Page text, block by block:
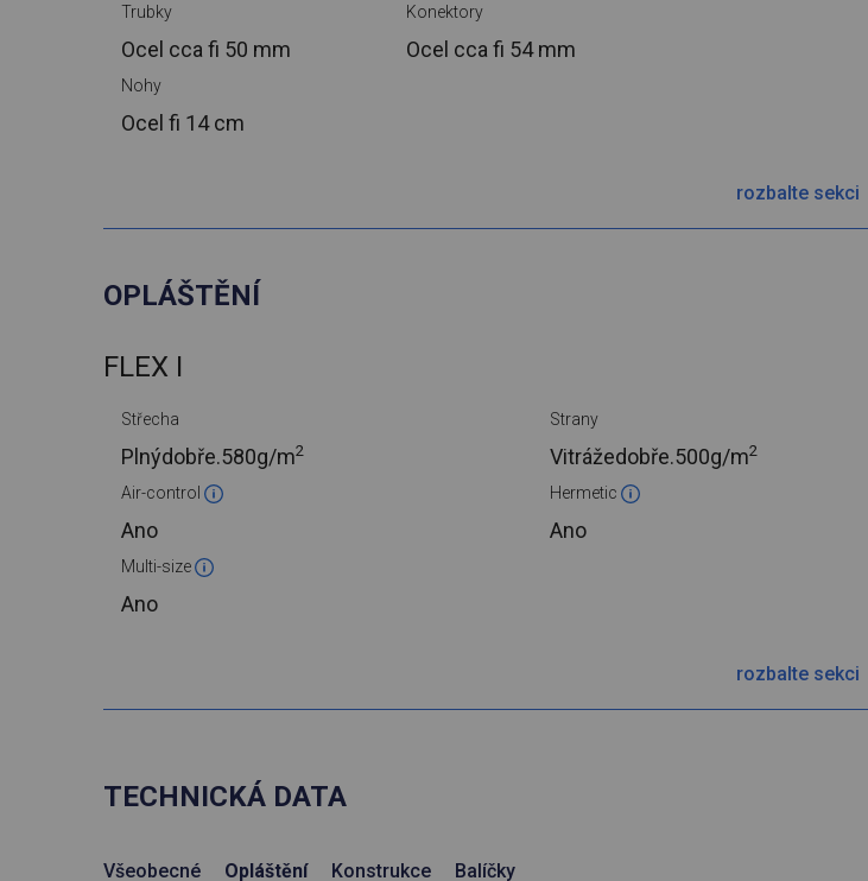
Trubky
Ocel cca fi 50 mm
Konektory
Ocel cca fi 54 mm
Nohy
Ocel fi 14 cm
rozbalte sekci
OPLÁŠTĚNÍ
FLEX I
Střecha
Plnýdobře.580g/m2
Strany
Vitrážedobře.500g/m2
Air-control
Ano
Hermetic
Ano
Multi-size
Ano
rozbalte sekci
TECHNICKÁ DATA
Všeobecné Opláštění Konstrukce Balíčky